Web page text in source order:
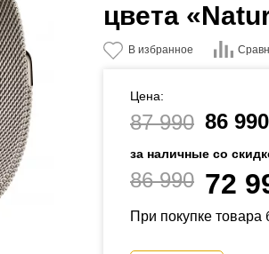
цвета
В избранное
Цена:
87 990 86 990
за наличные со
86 990 72
При покупке товара